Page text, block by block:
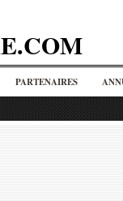
PARTENAIRES